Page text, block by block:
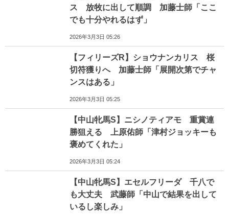
ス 放牧に出して順調 加藤士師「ここ
でも十分やれるはず」
2026年3月3日 05:26
【フィリーズR】ショウナンカリス 桜
切符獲りへ 加藤士師「展開次第でチャ
ンスはある」
2026年3月3日 05:25
【中山牝馬S】ニシノティアモ 重賞連
勝狙える 上原佑師「津村ジョッキーも
褒めてくれた」
2026年3月3日 05:24
【中山牝馬S】エセルフリーダ 千八で
も大丈夫 武藤師「中山で結果を出して
いるし楽しみ」